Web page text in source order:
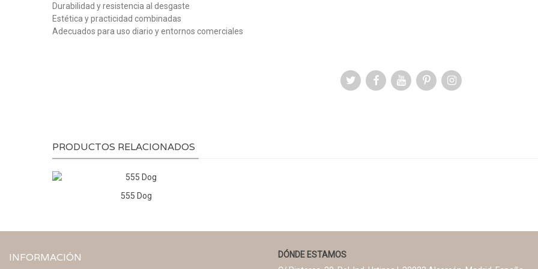
Durabilidad y resistencia al desgaste
Estética y practicidad combinadas
Adecuados para uso diario y entornos comerciales
PRODUCTOS RELACIONADOS
555 Dog
INFORMACIÓN
DÓNDE ESTAMOS